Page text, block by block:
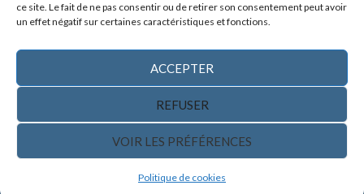
ce site. Le fait de ne pas consentir ou de retirer son consentement peut avoir
un effet négatif sur certaines caractéristiques et fonctions.
ACCEPTER
REFUSER
VOIR LES PRÉFÉRENCES
Politique de cookies